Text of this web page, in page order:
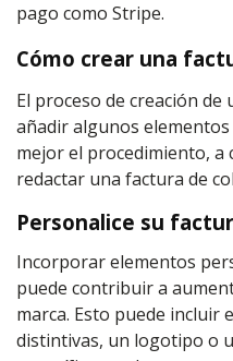
pago como Stripe.
Cómo crear una
El proceso de creación de
añadir algunos
mejor el procedimiento, a
redactar una factura de
Personalice su
Incorporar elementos
puede contribuir a
marca. Esto puede incluir
distintivas, un logotipo o